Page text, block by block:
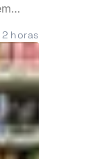
2 horas